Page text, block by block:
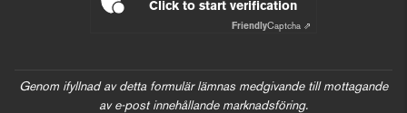
Click to start verification
FriendlyCaptcha ⇗
Genom ifyllnad av detta formulär lämnas medgivande till mottagande
av e-post innehållande marknadsföring.